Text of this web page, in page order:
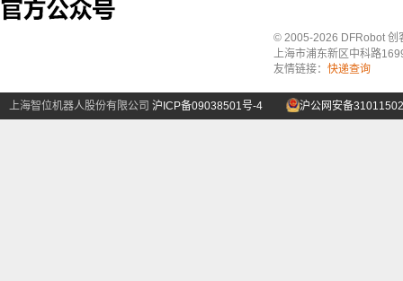
© 2005-2026 DFRobot 创
上海市浦东新区中科路
友情链接： 快递查询
上海智位机器人股份有限公司 沪ICP备09038501号-4 沪公网安备